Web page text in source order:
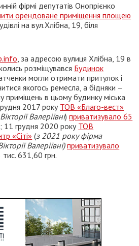
фірмі депутатів Онопрієнко
орендоване приміщення площею
на вул.Хлібна, 19, біля
, за адресою вулиця Хлібна, 19 в
розміщувався Будинок
могли отримати притулок і
якогось ремесла, а бідняки –
приміщень в цьому будинку міська
2017 року ТОВ «Благо-вест»
Валеріївні)приватизувало 65
11 грудня 2020 року ТОВ
«Сіті» (з 2021 року фірма
Валеріївні) приватизувало
631,60 грн.